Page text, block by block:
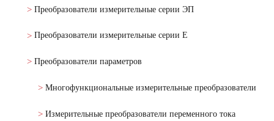
Преобразователи измерительные серии ЭП
Преобразователи измерительные серии Е
Преобразователи параметров
Многофункциональные измерительные преобразователи
Измерительные преобразователи переменного тока